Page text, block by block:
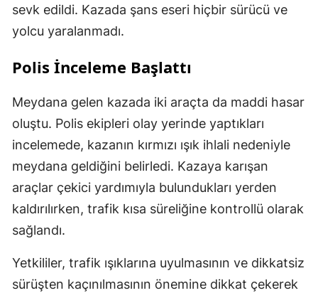
sevk edildi. Kazada şans eseri hiçbir sürücü ve
yolcu yaralanmadı.
Polis İnceleme Başlattı
Meydana gelen kazada iki araçta da maddi hasar
oluştu. Polis ekipleri olay yerinde yaptıkları
incelemede, kazanın kırmızı ışık ihlali nedeniyle
meydana geldiğini belirledi. Kazaya karışan
araçlar çekici yardımıyla bulundukları yerden
kaldırılırken, trafik kısa süreliğine kontrollü olarak
sağlandı.
Yetkililer, trafik ışıklarına uyulmasının ve dikkatsiz
sürüşten kaçınılmasının önemine dikkat çekerek